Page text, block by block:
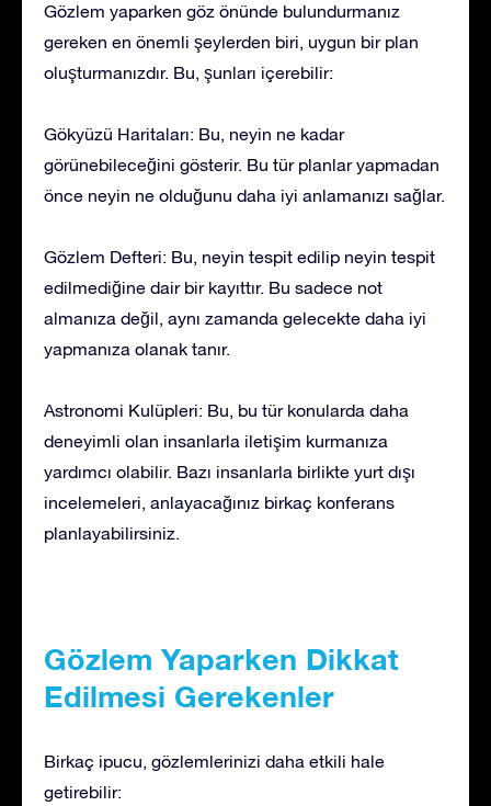
Gözlem yaparken göz önünde bulundurmanız
gereken en önemli şeylerden biri, uygun bir plan
oluşturmanızdır. Bu, şunları içerebilir:
Gökyüzü Haritaları: Bu, neyin ne kadar
görünebileceğini gösterir. Bu tür planlar yapmadan
önce neyin ne olduğunu daha iyi anlamanızı sağlar.
Gözlem Defteri: Bu, neyin tespit edilip neyin tespit
edilmediğine dair bir kayıttır. Bu sadece not
almanıza değil, aynı zamanda gelecekte daha iyi
yapmanıza olanak tanır.
Astronomi Kulüpleri: Bu, bu tür konularda daha
deneyimli olan insanlarla iletişim kurmanıza
yardımcı olabilir. Bazı insanlarla birlikte yurt dışı
incelemeleri, anlayacağınız birkaç konferans
planlayabilirsiniz.
Gözlem Yaparken Dikkat
Edilmesi Gerekenler
Birkaç ipucu, gözlemlerinizi daha etkili hale
getirebilir: